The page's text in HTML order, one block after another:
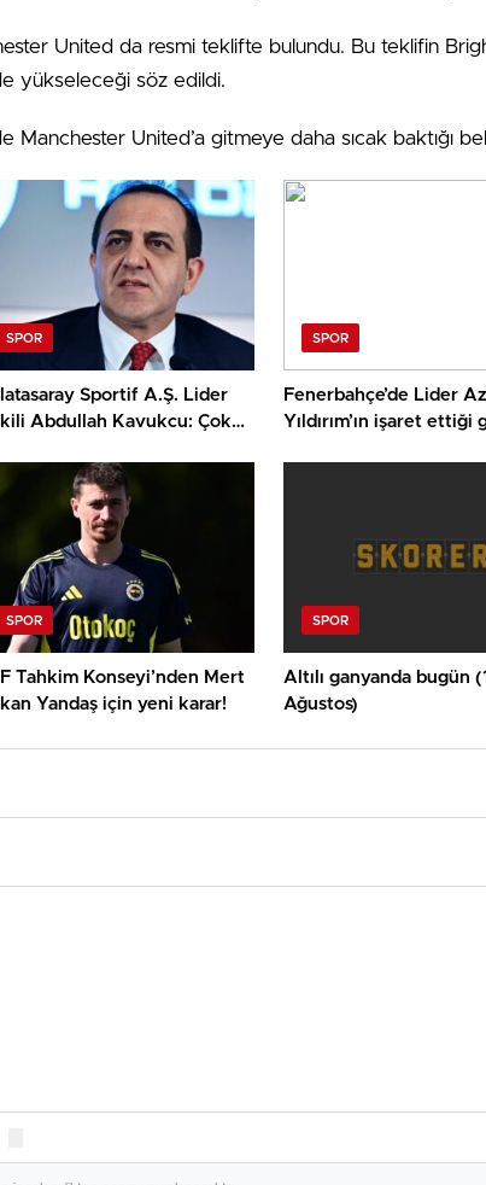
United da resmi teklifte bulundu. Bu teklifin
yükseleceği söz edildi.
Manchester United’a gitmeye daha sıcak baktığı
SPOR
Sportif A.Ş. Lider
Abdullah Kavukcu: Çok
para harcayacağız
SPOR
Fenerbahçe’de Lider
Yıldırım’ın işaret ettiği
SPOR
Tahkim Konseyi’nden Mert
Yandaş için yeni karar!
SPOR
Altılı ganyanda bugün (1
Ağustos)